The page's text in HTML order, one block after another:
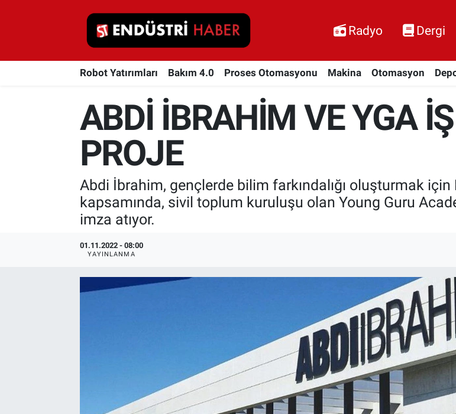
Radyo Dergi
Robot Yatırımları Bakım 4.0 Proses Otomasyonu Makina Otomasyon
ABDİ İBRAHİM VE YGA
PROJE
Abdi İbrahim, gençlerde bilim farkındalığı oluşturmak
kapsamında, sivil toplum kuruluşu olan Young Guru
imza atıyor.
01.11.2022 - 08:00
YAYINLANMA
Robot Yatırımları
Proses Otomasyonu
Otomasyon
Depolama Çözümleri
İnşaat ve Malzeme